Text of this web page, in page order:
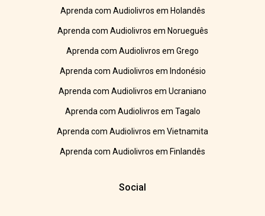
Aprenda com Audiolivros em Holandês
Aprenda com Audiolivros em Norueguês
Aprenda com Audiolivros em Grego
Aprenda com Audiolivros em Indonésio
Aprenda com Audiolivros em Ucraniano
Aprenda com Audiolivros em Tagalo
Aprenda com Audiolivros em Vietnamita
Aprenda com Audiolivros em Finlandês
Social